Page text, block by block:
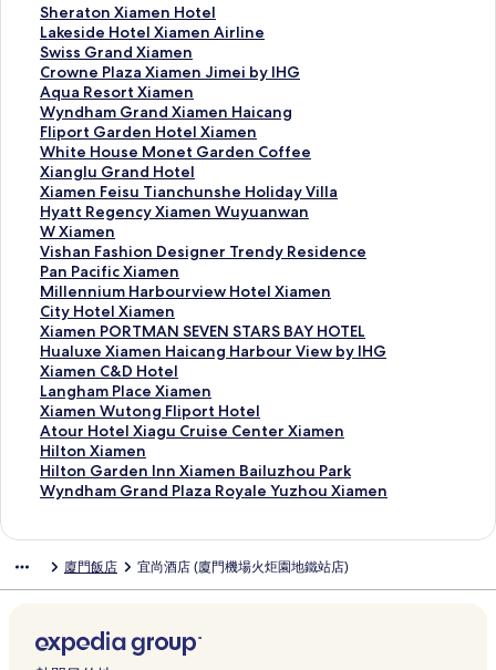
Sheraton Xiamen Hotel
S
h
e
r
a
t
o
n
X
i
a
m
e
n
H
o
t
e
l
的
連
結
Lakeside Hotel Xiamen Airline
L
a
k
e
s
i
d
e
H
o
t
e
l
X
i
a
m
e
n
A
i
r
l
i
連
結
Swiss Grand Xiamen
S
w
i
s
s
G
r
a
n
d
X
i
a
m
e
n
的
連
結
Crowne Plaza Xiamen Jimei by IHG
C
r
o
w
n
e
P
l
a
z
a
X
i
a
m
e
n
J
i
m
e
i
G
結
Aqua Resort Xiamen
A
q
u
a
R
e
s
o
r
t
X
i
a
m
e
n
的
連
結
Wyndham Grand Xiamen Haicang
W
y
n
d
h
a
m
G
r
a
n
d
X
i
a
m
e
n
H
a
g
結
Fliport Garden Hotel Xiamen
F
l
i
p
o
r
t
G
a
r
d
e
n
H
o
t
e
l
X
n
結
White House Monet Garden Coffee
W
h
i
t
e
H
o
u
s
e
M
o
n
e
t
G
a
r
o
e
Xianglu Grand Hotel
X
i
a
n
g
l
u
G
r
a
n
d
H
o
t
e
l
Xiamen Feisu Tianchunshe Holiday Villa
X
i
a
m
e
n
F
e
i
s
u
T
i
a
n
c
h
o
Hyatt Regency Xiamen Wuyuanwan
H
y
a
t
t
R
e
g
e
n
c
y
X
i
a
W
u
a
W Xiamen
W
X
i
a
m
e
n
的
連
結
Vishan Fashion Designer Trendy Residence
V
i
s
h
a
n
F
a
s
h
i
o
n
g
r
Pan Pacific Xiamen
P
a
n
P
a
c
i
f
i
c
X
i
的
Millennium Harbourview Hotel Xiamen
M
i
l
l
e
n
n
i
u
m
H
u
i
City Hotel Xiamen
C
i
t
y
H
o
t
e
l
X
n
結
Xiamen PORTMAN SEVEN STARS BAY HOTEL
X
i
a
m
e
n
P
O
R
S
E
Hualuxe Xiamen Haicang Harbour View by IHG
H
u
a
l
u
x
e
X
n
i
Xiamen C&D Hotel
X
i
a
m
e
n
C
t
的
Langham Place Xiamen
L
a
n
g
h
a
c
i
Xiamen Wutong Fliport Hotel
X
i
a
m
e
o
F
Atour Hotel Xiagu Cruise Center Xiamen
A
t
o
u
e
i
Hilton Xiamen
H
i
l
i
e
Hilton Garden Inn Xiamen Bailuzhou Park
H
i
G
d
Wyndham Grand Plaza Royale Yuzhou Xiamen
W
a
r
廈門飯店 宜尚酒店 (廈門機場火炬園地鐵站店)